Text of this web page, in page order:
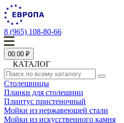
8 (965) 108-80-66
00.00 ₽
КАТАЛОГ
Столешницы
Планки для столешниц
Плинтус пристеночный
Мойки из нержавеющей стали
Мойки из искусственного камня